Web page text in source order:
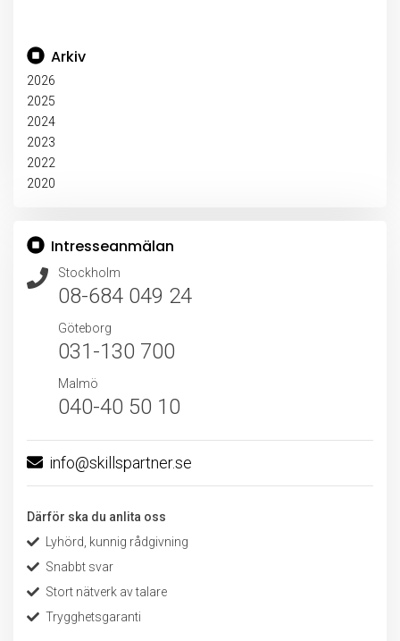
Arkiv
2026
2025
2024
2023
2022
2020
Intresseanmälan
Stockholm
08-684 049 24
Göteborg
031-130 700
Malmö
040-40 50 10
info@skillspartner.se
Därför ska du anlita oss
Lyhörd, kunnig rådgivning
Snabbt svar
Stort nätverk av talare
Trygghetsgaranti